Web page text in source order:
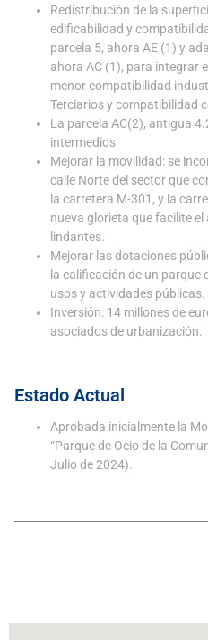
Redistribución de la
edificabilidad y
parcela 5, ahora AE (1) y
ahora AC (1), para integrar
menor compatibilidad
Terciarios y compatibilidad
La parcela AC(2), antigua
intermedios
Mejorar la movilidad: se
calle Norte del sector que
la carretera M-301, y la
nueva glorieta que facilite
lindantes.
Mejorar las dotaciones
la calificación de un parque
usos y actividades públicas.
Inversión: 14 millones de
asociados de urbanización.
Estado Actual
Aprobada inicialmente la
“Parque de Ocio de la
Julio de 2024).